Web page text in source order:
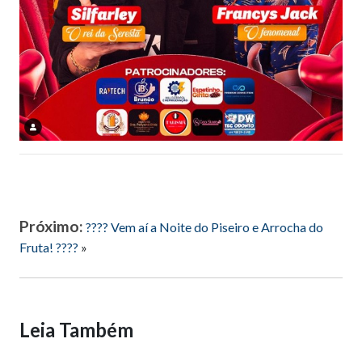
Próximo: ???? Vem aí a Noite do Piseiro e Arrocha do
Fruta! ???? »
Leia Também